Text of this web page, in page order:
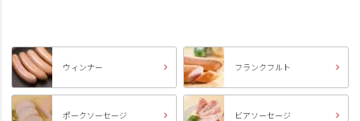
ウィンナー フランクフルト
ポークソーセージ ビアソーセージ